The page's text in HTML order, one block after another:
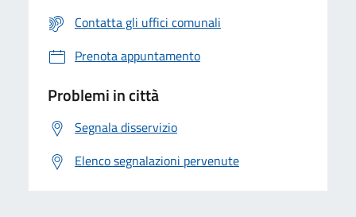
Contatta gli uffici comunali
Prenota appuntamento
Problemi in città
Segnala disservizio
Elenco segnalazioni pervenute